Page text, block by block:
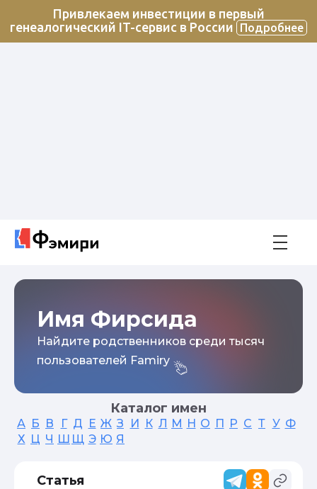
Привлекаем инвестиции в первый
генеалогический IT-сервис в России
Подробнее
Имя Фирсида
Найдите родственников среди тысяч
пользователей Famiry
Каталог имен
А Б В Г Д Е Ж З И К Л М Н О П Р С Т У Ф
Х Ц Ч Ш Щ Э Ю Я
Статья